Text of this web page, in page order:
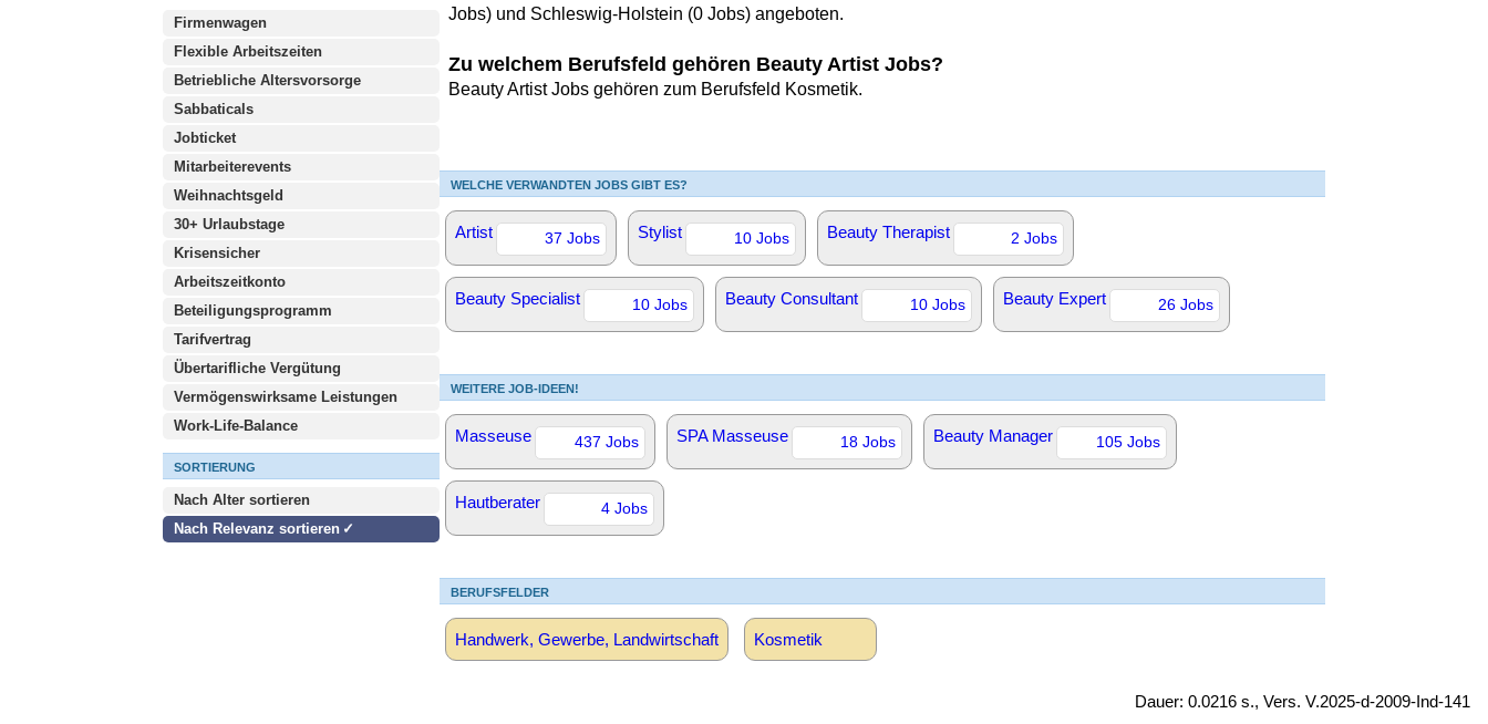
Firmenwagen
Flexible Arbeitszeiten
Betriebliche Altersvorsorge
Sabbaticals
Jobticket
Mitarbeiterevents
Weihnachtsgeld
30+ Urlaubstage
Krisensicher
Arbeitszeitkonto
Beteiligungsprogramm
Tarifvertrag
Übertarifliche Vergütung
Vermögenswirksame Leistungen
Work-Life-Balance
SORTIERUNG
Nach Alter sortieren
Nach Relevanz sortieren
Jobs) und Schleswig-Holstein (0 Jobs) angeboten.
Zu welchem Berufsfeld gehören Beauty Artist Jobs?
Beauty Artist Jobs gehören zum Berufsfeld Kosmetik.
WELCHE VERWANDTEN JOBS GIBT ES?
Artist 37 Jobs Stylist 10 Jobs Beauty Therapist 2 Jobs
Beauty Specialist 10 Jobs Beauty Consultant 10 Jobs Beauty Expert 26 Jobs
WEITERE JOB-IDEEN!
Masseuse 437 Jobs SPA Masseuse 18 Jobs Beauty Manager 105 Jobs
Hautberater 4 Jobs
BERUFSFELDER
Handwerk, Gewerbe, Landwirtschaft Kosmetik
Dauer: 0.0216 s., Vers. V.2025-d-2009-Ind-141